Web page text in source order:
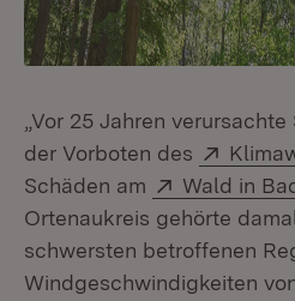
„Vor 25 Jahren
der Vorboten des
Extern:
Schäden am
Extern:
Wald in
Ortenaukreis gehörte
schwersten betroffenen
Windgeschwindigkeiten